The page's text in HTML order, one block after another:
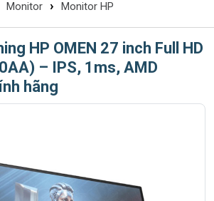
Monitor › Monitor HP
HP OMEN 27 inch Full HD
– IPS, 1ms, AMD
hãng